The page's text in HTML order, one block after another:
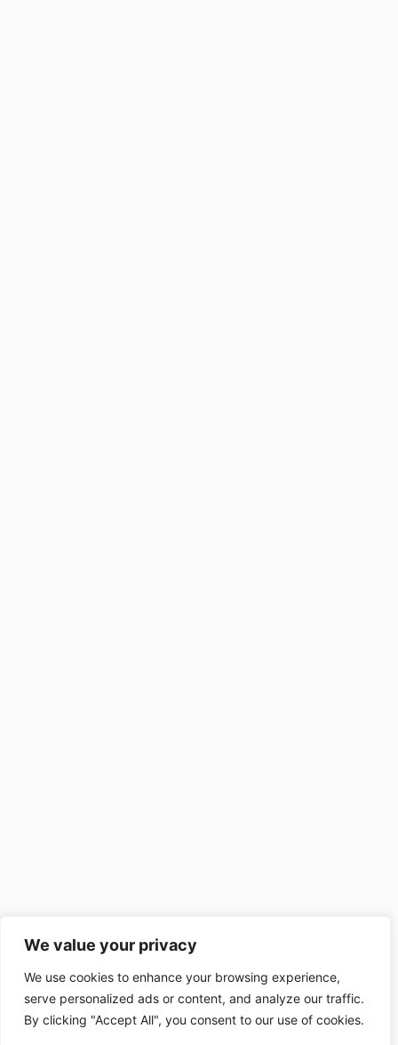
We value your privacy
We use cookies to enhance your browsing experience,
serve personalized ads or content, and analyze our traffic.
By clicking "Accept All", you consent to our use of cookies.